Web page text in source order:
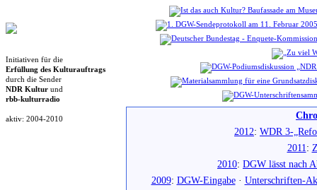
Initiativen für die
Erfüllung des Kulturauftrags
durch die Sender
NDR Kultur und
rbb-kulturradio
aktiv: 2004-2010
2012: WDR 3-
2011:
2010: DGW lässt nach
2009: DGW-Eingabe· Unterschriften-